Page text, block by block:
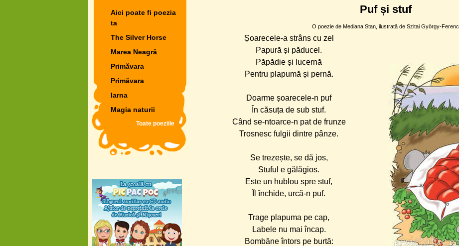
Aici poate fi poezia
ta
The Silver Horse
Marea Neagră
Primăvara
Primăvara
Iarna
Magia naturii
Toate poeziile
Puf și stuf
O poezie de Mediana Stan, ilustrată de Szitai György-Ferenc
Șoarecele-a strâns cu zel
Papură și păducel.
Păpădie și lucernă
Pentru plapumă și pernă.
Doarme șoarecele-n puf
În căsuța de sub stuf.
Când se-ntoarce-n pat de frunze
Trosnesc fulgii dintre pânze.
Se trezește, se dă jos,
Stuful e gălăgios.
Este un hublou spre stuf,
Îl închide, urcă-n puf.
Trage plapuma pe cap,
Labele nu mai încap.
Bombăne întors pe burtă: